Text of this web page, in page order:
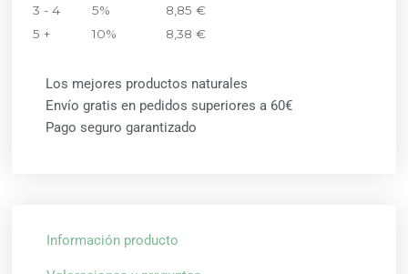
3 - 4
5% 8,85€
5 +
10% 8,38€
Los mejores productos naturales
Envío gratis en pedidos superiores a 60€
Pago seguro garantizado
Información producto